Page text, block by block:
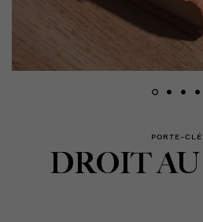
PORTE-CLÉ
DROIT